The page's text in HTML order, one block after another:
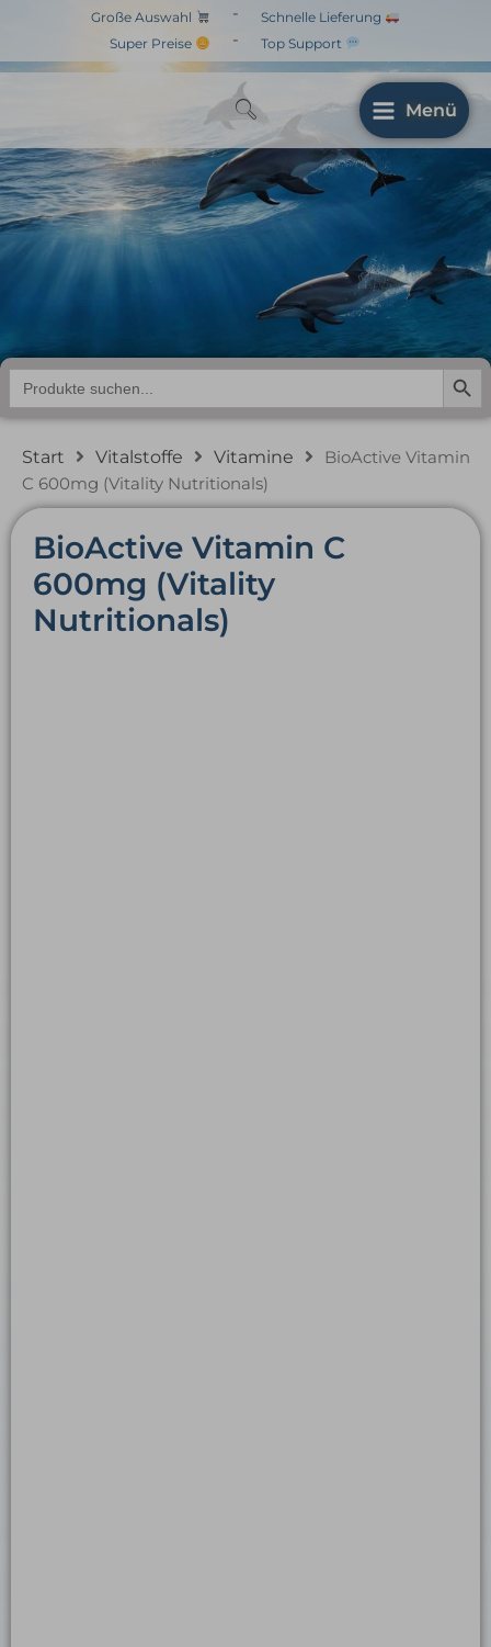
springen
Große Auswahl
Super Preise
-
-
Schnelle Lieferung
Top Support
Menü
BioActive Vitamin C
600mg (Vitality
Nutritionals)
Search
for:
Search
Start Vitalstoffe Vitamine
BioActive Vitamin
C 600mg (Vitality Nutritionals)
BioActive Vitamin C
600mg (Vitality
Nutritionals)